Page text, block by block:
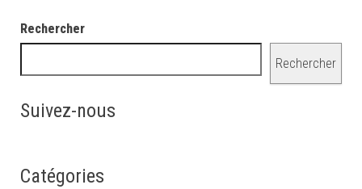
Rechercher
Rechercher
Suivez-nous
Catégories